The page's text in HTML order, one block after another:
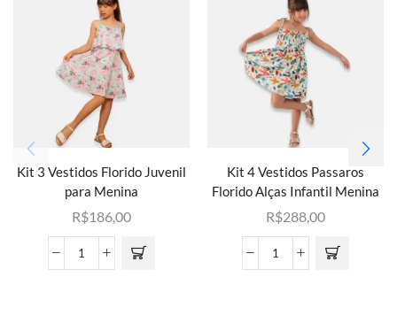
Kit 3 Vestidos Florido Juvenil
para Menina
R$186,00
Kit 4 Vestidos Passaros
Florido Alças Infantil Menina
R$288,00